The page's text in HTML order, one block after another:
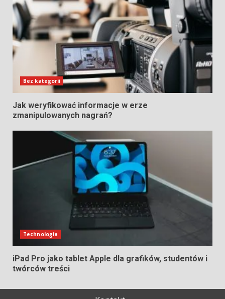
Bez kategorii
Jak weryfikować informacje w erze
zmanipulowanych nagrań?
Technologia
iPad Pro jako tablet Apple dla grafików, studentów i
twórców treści